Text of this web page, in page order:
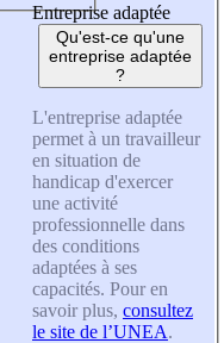
Entreprise adaptée
Qu'est-ce qu'une
entreprise adaptée
?
L'entreprise adaptée
permet à un travailleur
en situation de
handicap d'exercer
une activité
professionnelle dans
des conditions
adaptées à ses
capacités. Pour en
savoir plus, consultez
le site de l’UNEA.